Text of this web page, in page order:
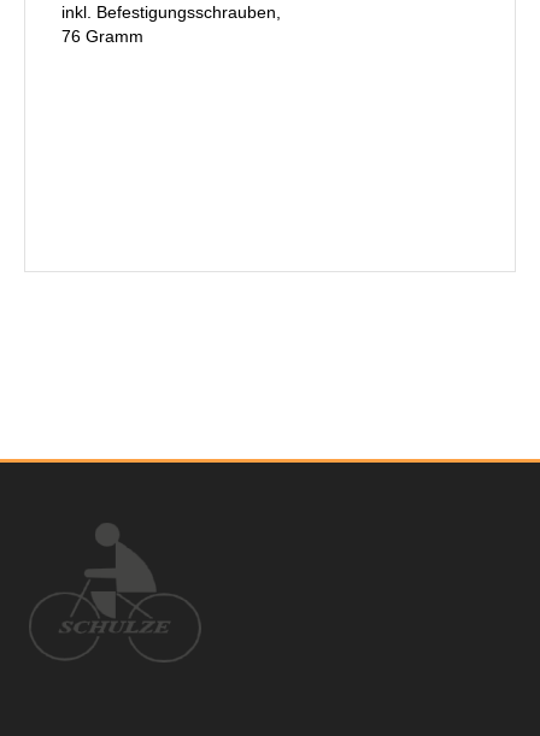
inkl. Befestigungsschrauben,
76 Gramm